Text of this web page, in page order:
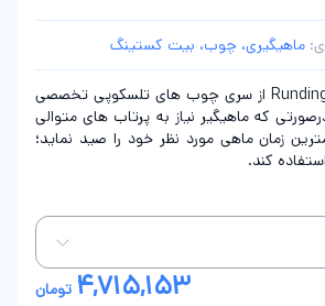
ماهیگیری، چوب، بیت کستینگ
چوب بیت کستینگ Runding از سری چوب های تلسکوپی تخصصی
که ماهیگیر نیاز به پرتاب های متوالی
زمان ماهی مورد نظر خود را صید نماید؛
کند.
4,715,153 تومان